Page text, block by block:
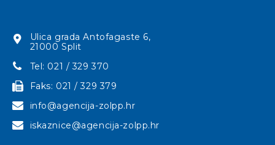
Ulica grada Antofagaste 6,
21000 Split
Tel: 021 / 329 370
Faks: 021 / 329 379
info@agencija-zolpp.hr
iskaznice@agencija-zolpp.hr